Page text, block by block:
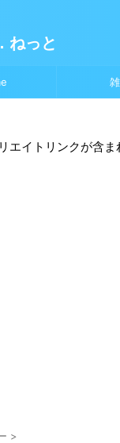
ねっと
エイトリンクが含ま
>